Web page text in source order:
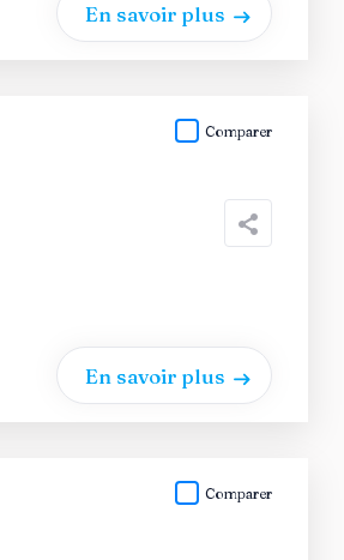
En savoir plus
Comparer
En savoir plus
Comparer